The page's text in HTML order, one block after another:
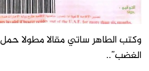
وكتب الطاهر ساتي مقالا مطولا
الغضب”..